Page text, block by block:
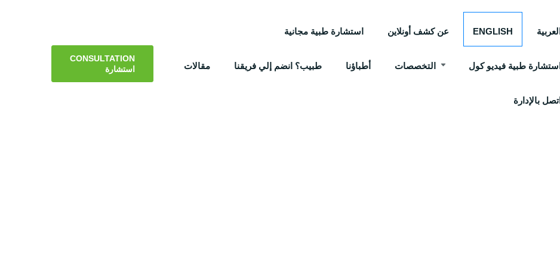
العربية ENGLISH عن كشف أونلاين استشارة طبية مجانية
استشارة طبية فيديو كول التخصصات أطباؤنا طبيب؟ انضم إلي فريقنا مقالات
اتصل بالإدارة
CONSULTATION
استشارة